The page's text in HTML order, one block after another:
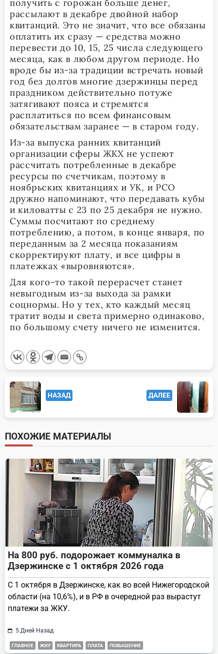
получить с горожан больше денег,
рассылают в декабре двойной набор
квитанций. Это не значит, что все обязаны
оплатить их сразу — средства можно
перевести до 10, 15, 25 числа следующего
месяца, как в любом другом периоде. Но
вроде бы из-за традиции встречать новый
год без долгов многие дзержинцы перед
праздником действительно потуже
затягивают пояса и стремятся
расплатиться по всем финансовым
обязательствам заранее — в старом году.
Из-за выпуска ранних квитанций
организации сферы ЖКХ не успеют
рассчитать потребленные в декабре
ресурсы по счетчикам, поэтому в
ноябрьских квитанциях и УК, и РСО
дружно напоминают, что передавать кубы
и киловатты с 23 по 25 декабря не нужно.
Суммы посчитают по среднему
потреблению, а потом, в конце января, по
переданным за 2 месяца показаниям
скорректируют плату, и все цифры в
платежках «выровняются».
Для кого-то такой перерасчет станет
невыгодным из-за выхода за рамки
соцнормы. Но у тех, кто каждый месяц
тратит воды и света примерно одинаково,
по большому счету ничего не изменится.
<span
class="nav-
subtitle
screen-
reader-
text">Page</span>
НАЗАД ДАЛЕЕ
ПОХОЖИЕ МАТЕРИАЛЫ
На 800 руб. подорожает коммуналка в
Дзержинске с 1 октября 2026 года
С 1 октября в Дзержинске, как во всей Нижегородской
области (на 10,6%), и в РФ в очередной раз вырастут
платежи за ЖКУ.
5 Дней Назад
ГЛАВНОЕ ЖКУ КВАРТИРА ПЛАТА ПОВЫШЕНИЕ